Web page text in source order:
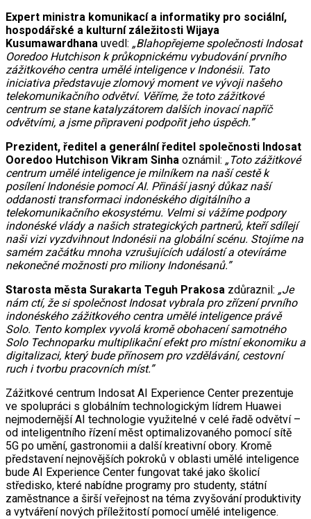
Expert ministra komunikací a informatiky pro sociální,
hospodářské a kulturní záležitosti Wijaya
Kusumawardhana uvedl: „Blahopřejeme společnosti Indosat
Ooredoo Hutchison k průkopnickému vybudování prvního
zážitkového centra umělé inteligence v Indonésii. Tato
iniciativa představuje zlomový moment ve vývoji našeho
telekomunikačního odvětví. Věříme, že toto zážitkové
centrum se stane katalyzátorem dalších inovací napříč
odvětvími, a jsme připraveni podpořit jeho úspěch.”
Prezident, ředitel a generální ředitel společnosti Indosat
Ooredoo Hutchison Vikram Sinha oznámil: „Toto zážitkové
centrum umělé inteligence je milníkem na naší cestě k
posílení Indonésie pomocí AI. Přináší jasný důkaz naší
oddanosti transformaci indonéského digitálního a
telekomunikačního ekosystému. Velmi si vážíme podpory
indonéské vlády a našich strategických partnerů, kteří sdílejí
naši vizi vyzdvihnout Indonésii na globální scénu. Stojíme na
samém začátku mnoha vzrušujících událostí a otevíráme
nekonečné možnosti pro miliony Indonésanů.”
Starosta města Surakarta Teguh Prakosa zdůraznil: „Je
nám ctí, že si společnost Indosat vybrala pro zřízení prvního
indonéského zážitkového centra umělé inteligence právě
Solo. Tento komplex vyvolá kromě obohacení samotného
Solo Technoparku multiplikační efekt pro místní ekonomiku a
digitalizaci, který bude přínosem pro vzdělávání, cestovní
ruch i tvorbu pracovních míst.”
Zážitkové centrum Indosat AI Experience Center prezentuje
ve spolupráci s globálním technologickým lídrem Huawei
nejmodernější AI technologie využitelné v celé řadě odvětví –
od inteligentního řízení měst optimalizovaného pomocí sítě
5G po umění, gastronomii a další kreativní obory. Kromě
představení nejnovějších pokroků v oblasti umělé inteligence
bude AI Experience Center fungovat také jako školicí
středisko, které nabídne programy pro studenty, státní
zaměstnance a širší veřejnost na téma zvyšování produktivity
a vytváření nových příležitostí pomocí umělé inteligence.